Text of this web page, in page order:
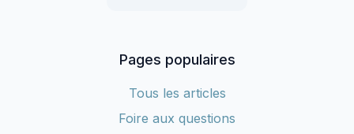
Pages populaires
Tous les articles
Foire aux questions